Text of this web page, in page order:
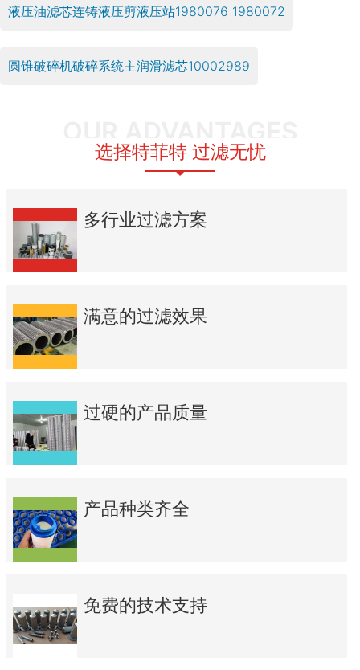
液压油滤芯连铸液压剪液压站1980076 1980072
圆锥破碎机破碎系统主润滑滤芯10002989
选择特菲特 过滤无忧
多行业过滤方案
满意的过滤效果
过硬的产品质量
产品种类齐全
免费的技术支持